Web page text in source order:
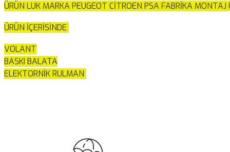
ÜRÜN LUK MARKA PEUGEOT CİTROEN PSA FABRİKA
ÜRÜN İÇERİSİNDE
VOLANT
BASKI BALATA
ELEKTORNİK RULMAN
Ürün açıklamasında eksik bilgiler bulunuyor.